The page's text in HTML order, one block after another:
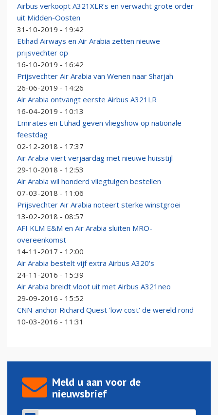
Airbus verkoopt A321XLR's en verwacht grote order
uit Midden-Oosten
31-10-2019 - 19:42
Etihad Airways en Air Arabia zetten nieuwe
prijsvechter op
16-10-2019 - 16:42
Prijsvechter Air Arabia van Wenen naar Sharjah
26-06-2019 - 14:26
Air Arabia ontvangt eerste Airbus A321LR
16-04-2019 - 10:13
Emirates en Etihad geven vliegshow op nationale
feestdag
02-12-2018 - 17:37
Air Arabia viert verjaardag met nieuwe huisstijl
29-10-2018 - 12:53
Air Arabia wil honderd vliegtuigen bestellen
07-03-2018 - 11:06
Prijsvechter Air Arabia noteert sterke winstgroei
13-02-2018 - 08:57
AFI KLM E&M en Air Arabia sluiten MRO-
overeenkomst
14-11-2017 - 12:00
Air Arabia bestelt vijf extra Airbus A320's
24-11-2016 - 15:39
Air Arabia breidt vloot uit met Airbus A321neo
29-09-2016 - 15:52
CNN-anchor Richard Quest 'low cost' de wereld rond
10-03-2016 - 11:31
Meld u aan voor de
nieuwsbrief